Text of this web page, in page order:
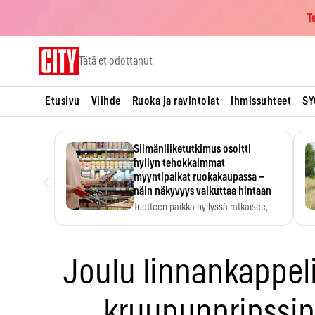
Tätä et odottanut
Etusivu Viihde Ruoka ja ravintolat Ihmissuhteet
Silmänliiketutkimus osoitti
hyllyn tehokkaimmat
myyntipaikat ruokakaupassa –
näin näkyvyys vaikuttaa hintaan
Tuotteen paikka hyllyssä ratkaisee,
Joulu